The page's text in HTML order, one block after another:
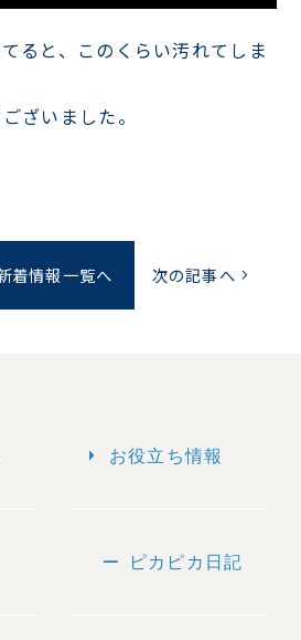
ると、このくらい汚れてしま
ざいました。
着情報一覧へ 次の記事へ chevron_right
arrow_right お役立ち情報
remove ピカピカ日記